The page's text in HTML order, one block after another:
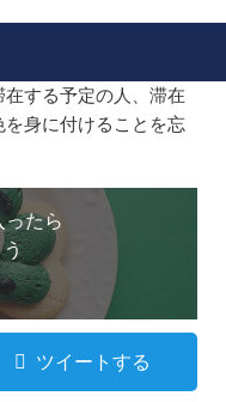
する予定の人、滞在
身に付けることを忘
ったら
ツイートする